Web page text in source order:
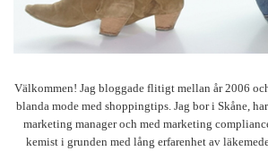
Välkommen! Jag bloggade flitigt mellan år 2006
blanda mode med shoppingtips. Jag bor i Skåne,
marketing manager och med marketing
kemist i grunden med lång erfarenhet av